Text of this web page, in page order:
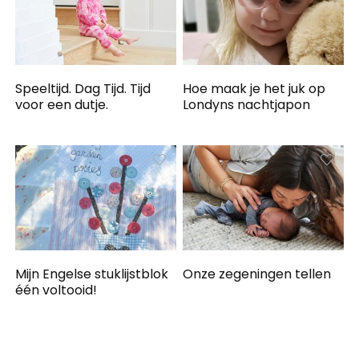
Speeltijd. Dag Tijd. Tijd
voor een dutje.
Hoe maak je het juk op
Londyns nachtjapon
Mijn Engelse stuklijstblok
één voltooid!
Onze zegeningen tellen